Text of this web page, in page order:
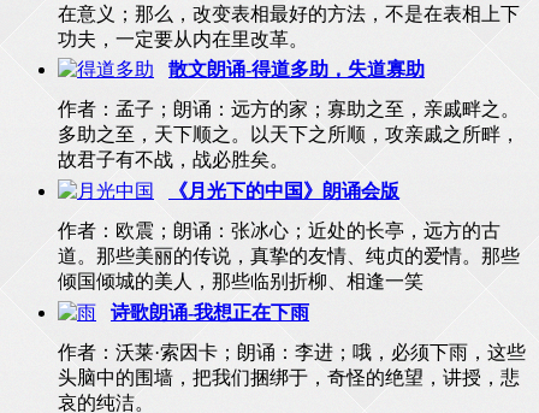
在意义；那么，改变表相最好的方法，不是在表相上下
功夫，一定要从内在里改革。
散文朗诵-得道多助，失道寡助
作者：孟子；朗诵：远方的家；寡助之至，亲戚畔之。
多助之至，天下顺之。以天下之所顺，攻亲戚之所畔，
故君子有不战，战必胜矣。
《月光下的中国》朗诵会版
作者：欧震；朗诵：张冰心；近处的长亭，远方的古
道。那些美丽的传说，真挚的友情、纯贞的爱情。那些
倾国倾城的美人，那些临别折柳、相逢一笑
诗歌朗诵-我想正在下雨
作者：沃莱·索因卡；朗诵：李进；哦，必须下雨，这些
头脑中的围墙，把我们捆绑于，奇怪的绝望，讲授，悲
哀的纯洁。